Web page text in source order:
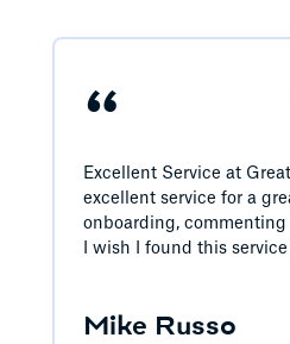
“
Excellent Service at
excellent service for a
onboarding, commenting
I wish I found this
Mike Russo